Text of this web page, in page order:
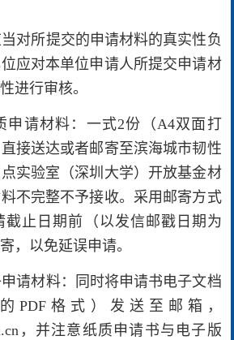
当对所提交的申请材料的真实性负
应对本单位申请人所提交申请材
进行审核。
申请材料：一式2份（A4双面打
接送达或者邮寄至滨海城市韧性
实验室（深圳大学）开放基金材
不完整不予接收。采用邮寄方式
截止日期前（以发信邮戳日期为
，以免延误申请。
申请材料：同时将申请书电子文档
PDF格式）发送至邮箱，
，并注意纸质申请书与电子版